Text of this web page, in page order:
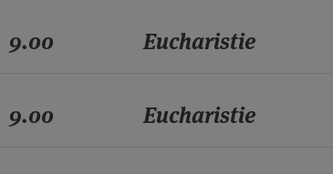
9.00 Eucharistie
9.00 Eucharistie